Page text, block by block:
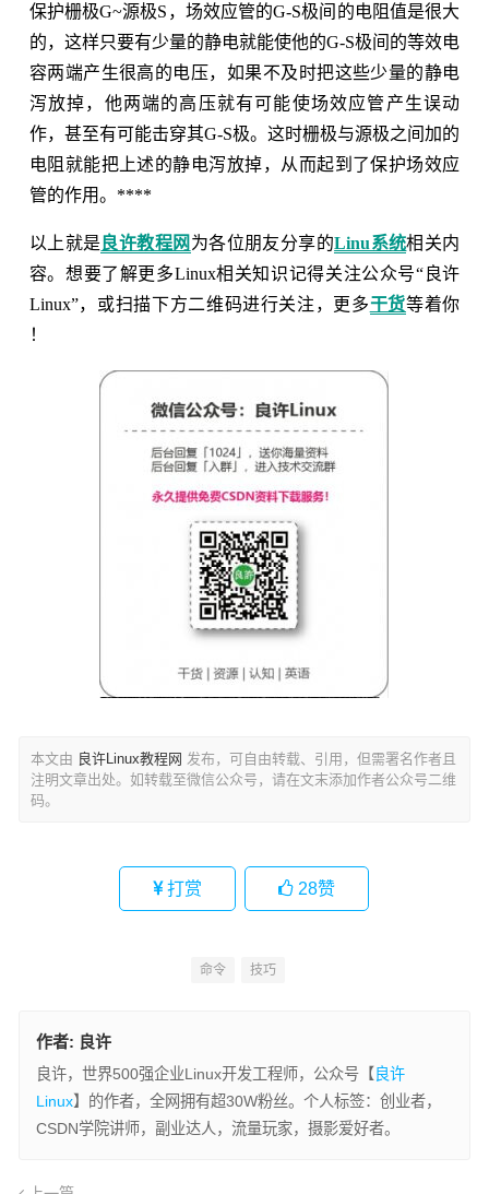
保护栅极G~源极S，场效应管的G-S极间的电阻值是很大
的，这样只要有少量的静电就能使他的G-S极间的等效电
容两端产生很高的电压，如果不及时把这些少量的静电
泻放掉，他两端的高压就有可能使场效应管产生误动
作，甚至有可能击穿其G-S极。这时栅极与源极之间加的
电阻就能把上述的静电泻放掉，从而起到了保护场效应
管的作用。****
以上就是 良许教程网 为各位朋友分享的Linu系统相关内
容。想要了解更多Linux相关知识记得关注公众号“良许
Linux”，或扫描下方二维码进行关注，更多干货等着你
！
本文由 良许Linux教程网 发布，可自由转载、引用，但需署名作者且
注明文章出处。如转载至微信公众号，请在文末添加作者公众号二维
码。
打赏 28赞
命令 技巧
作者: 良许
良许，世界500强企业Linux开发工程师，公众号【 良许
Linux】的作者，全网拥有超30W粉丝。个人标签：创业者，
CSDN学院讲师，副业达人，流量玩家，摄影爱好者。